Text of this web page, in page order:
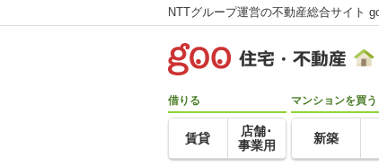
NTTグループ運営の不動産総合サイト
借りる
賃貸
店舗･
事業用
マンションを買う
新築